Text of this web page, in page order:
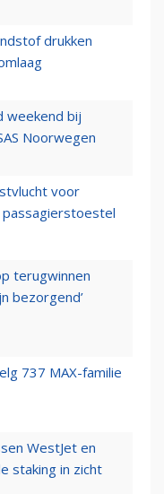
drukken
weekend bij
Noorwegen
voor
passagierstoestel
terugwinnen
bezorgend’
737 MAX-familie
WestJet en
staking in zicht